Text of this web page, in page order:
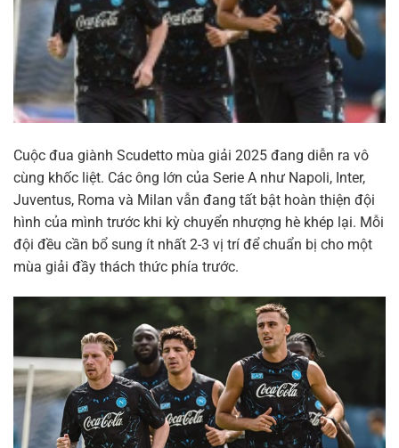
Cuộc đua giành Scudetto mùa giải 2025 đang diễn ra vô
cùng khốc liệt. Các ông lớn của Serie A như Napoli, Inter,
Juventus, Roma và Milan vẫn đang tất bật hoàn thiện đội
hình của mình trước khi kỳ chuyển nhượng hè khép lại. Mỗi
đội đều cần bổ sung ít nhất 2-3 vị trí để chuẩn bị cho một
mùa giải đầy thách thức phía trước.